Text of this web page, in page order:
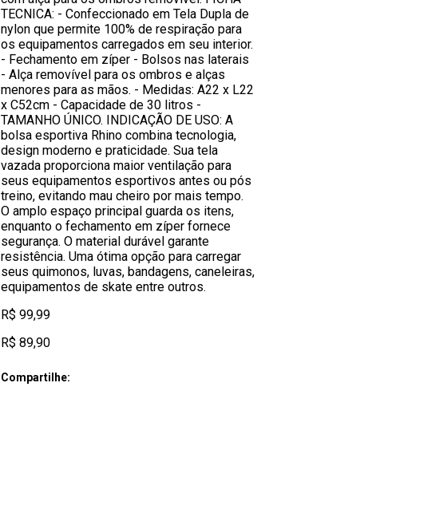
TECNICA: - Confeccionado em Tela Dupla de
nylon que permite 100% de respiração para
os equipamentos carregados em seu interior.
- Fechamento em zíper - Bolsos nas laterais
- Alça removível para os ombros e alças
menores para as mãos. - Medidas: A22 x L22
x C52cm - Capacidade de 30 litros -
TAMANHO ÚNICO. INDICAÇÃO DE USO: A
bolsa esportiva Rhino combina tecnologia,
design moderno e praticidade. Sua tela
vazada proporciona maior ventilação para
seus equipamentos esportivos antes ou pós
treino, evitando mau cheiro por mais tempo.
O amplo espaço principal guarda os itens,
enquanto o fechamento em zíper fornece
segurança. O material durável garante
resistência. Uma ótima opção para carregar
seus quimonos, luvas, bandagens, caneleiras,
equipamentos de skate entre outros.
R$ 99,99
R$ 89,90
Compartilhe: